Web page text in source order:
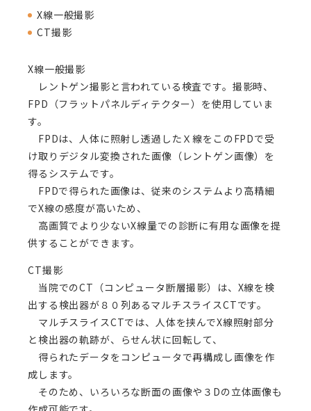
X線一般撮影
CT撮影
X線一般撮影
レントゲン撮影と言われている検査です。撮影時、
FPD（フラットパネルディテクター）を使用していま
す。
FPDは、人体に照射し透過したＸ線をこのFPDで受
け取りデジタル変換された画像（レントゲン画像）を
得るシステムです。
FPDで得られた画像は、従来のシステムより高精細
でX線の感度が高いため、
高画質でより少ないX線量での診断に有用な画像を提
供することができます。
CT撮影
当院でのCT（コンピュータ断層撮影）は、X線を検
出する検出器が８０列あるマルチスライスCTです。
マルチスライスCTでは、人体を挟んでX線照射部分
と検出器の軌跡が、らせん状に回転して、
得られたデータをコンピュータで再構成し画像を作
成します。
そのため、いろいろな断面の画像や３Dの立体画像も